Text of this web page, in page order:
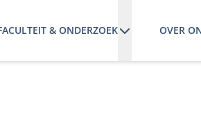
& ONDERZOEK OVER